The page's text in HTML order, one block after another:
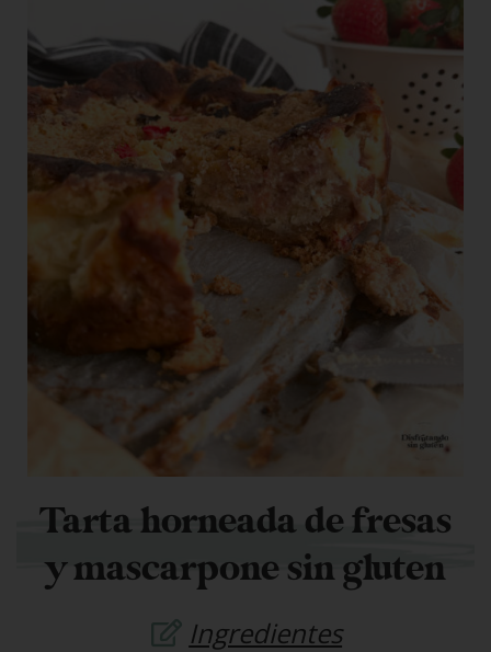
Tarta horneada de fresas
y mascarpone sin gluten
Ingredientes